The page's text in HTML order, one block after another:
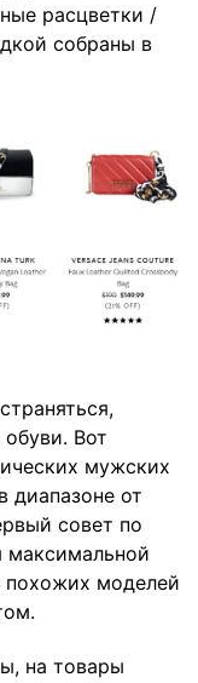
расцветки /
собраны в
Вот
мужских
диапазоне от
совет по
похожих моделей
на товары